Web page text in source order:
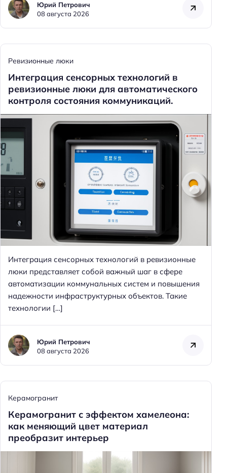
Юрий Петрович
08 августа 2026
Ревизионные люки
Интеграция сенсорных технологий в
ревизионные люки для автоматического
контроля состояния коммуникаций.
Интеграция сенсорных технологий в ревизионные
люки представляет собой важный шаг в сфере
автоматизации коммунальных систем и повышения
надежности инфраструктурных объектов. Такие
технологии […]
Юрий Петрович
08 августа 2026
Керамогранит
Керамогранит с эффектом хамелеона:
как меняющий цвет материал
преобразит интерьер